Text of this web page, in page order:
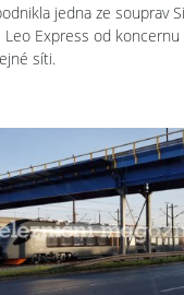
jedna ze souprav
Express od koncernu
síti.